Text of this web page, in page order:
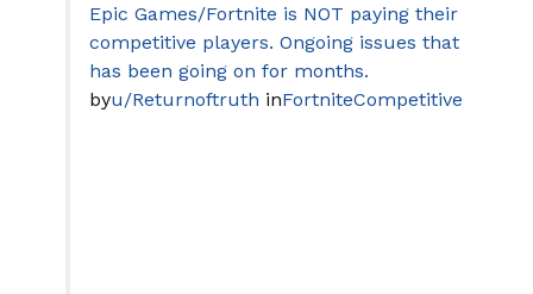
Epic Games/Fortnite is NOT paying their
competitive players. Ongoing issues that
has been going on for months.
byu/Returnoftruth inFortniteCompetitive